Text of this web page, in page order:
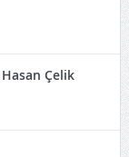
Hasan Çelik